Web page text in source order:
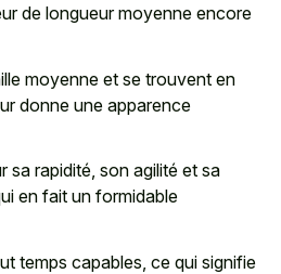
de longueur moyenne encore
moyenne et se trouvent en
donne une apparence
sa rapidité, son agilité et sa
en fait un formidable
temps capables, ce qui signifie